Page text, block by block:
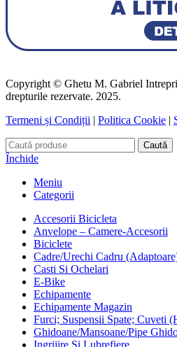
Copyright © Ghetu M. Gabriel
drepturile rezervate. 2025.
Termeni și Condiții | Politica Cookie |
Caută
Închide
Meniu
Categorii
Accesorii Bicicleta
Anvelope – Camere-Accesorii
Biciclete
Cadre/Urechi Cadru
Casti Si Ochelari
E-Bike
Echipamente
Echipamente Magazin
Furci; Suspensii Spate; Cuveti
Ghidoane/Mansoane/Pipe